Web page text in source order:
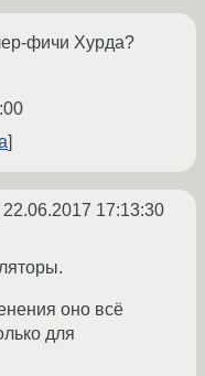
фичи Хурда?
22.06.2017 17:13:30
оно всё
для